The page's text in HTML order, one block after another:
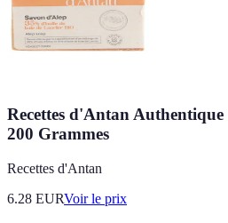
Recettes d'Antan
200 Grammes
Recettes d'Antan
6.28 EURVoir le prix